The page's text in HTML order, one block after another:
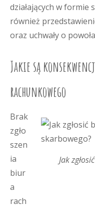
działających w formie
również
oraz uchwały o
Jakie są
rachunkowego
Jak
Brak
zgło
szen
ia
biur
a
rach